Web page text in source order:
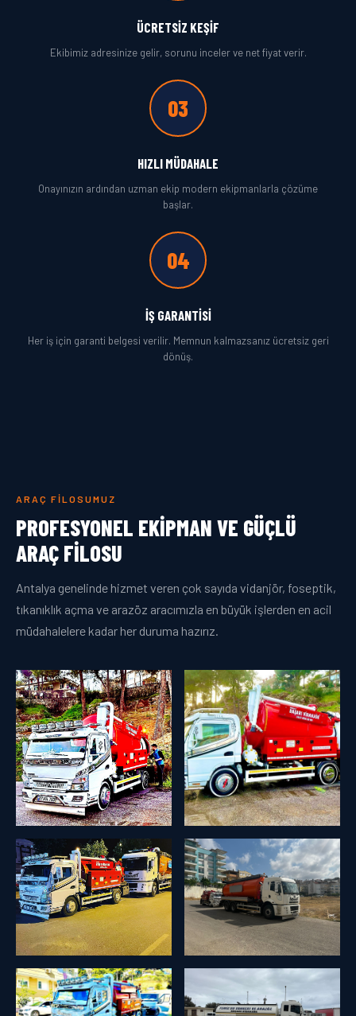
ÜCRETSIZ KEŞIF
Ekibimiz adresinize gelir, sorunu inceler ve net fiyat verir.
03
HIZLI MÜDAHALE
Onayınızın ardından uzman ekip modern ekipmanlarla çözüme
başlar.
04
İŞ GARANTISI
Her iş için garanti belgesi verilir. Memnun kalmazsanız ücretsiz geri
dönüş.
ARAÇ FILOSUMUZ
PROFESYONEL EKIPMAN VE GÜÇLÜ
ARAÇ FILOSU
Antalya genelinde hizmet veren çok sayıda vidanjör, foseptik,
tıkanıklık açma ve arazöz aracımızla en büyük işlerden en acil
müdahalelere kadar her duruma hazırız.